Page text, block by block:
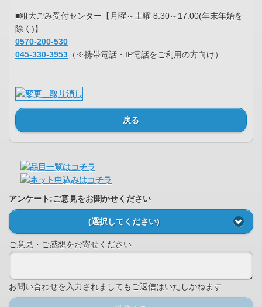
■粗大ごみ受付センター【月曜～土曜 8:30～17:00(年末年始を
除く)】
0570-200-530
045-330-3953 （※携帯電話・IP電話をご利用の方向け）
戻る
アンケート:ご意見をお聞かせください
(選択してください)
ご意見・ご感想をお寄せください
お問い合わせを入力されましてもご返信はいたしかねます